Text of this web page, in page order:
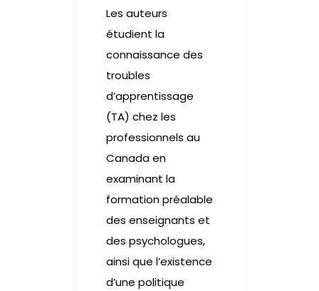
Les auteurs
étudient la
connaissance des
troubles
d’apprentissage
(TA) chez les
professionnels au
Canada en
examinant la
formation préalable
des enseignants et
des psychologues,
ainsi que l’existence
d’une politique